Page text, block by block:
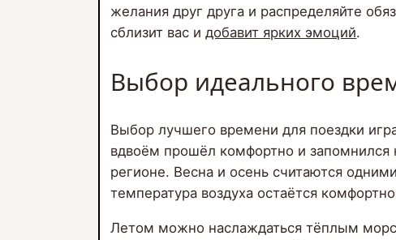
желания друг друга и распределяйте
сблизит вас идобавит ярких эмоций.
Выбор идеального
Выбор лучшего времени для поездки
вдвоём прошёл комфортно и запомнился
регионе. Весна и осень считаются
температура воздуха остаётся
Летом можно наслаждаться тёплым